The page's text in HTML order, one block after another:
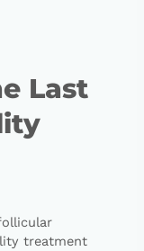
Last
treatment